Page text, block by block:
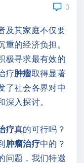
0
及其家庭不仅要
的经济负担。
极寻求最有效的
疗肿瘤取得显著
了社会各界对中
深入探讨。
疗真的可行吗？
肿瘤治疗中的？
问题，我们特邀